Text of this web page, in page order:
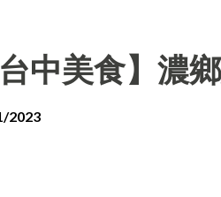
台中美食】濃
2023